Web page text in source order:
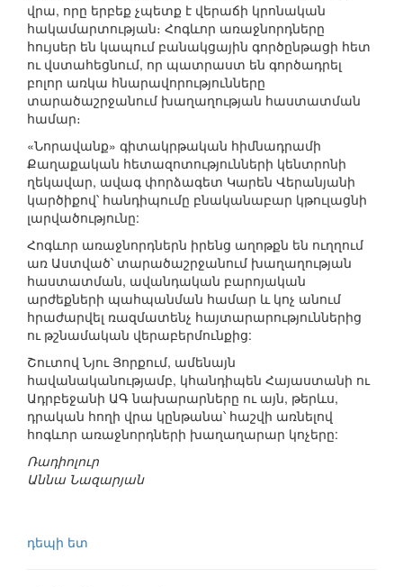
վրա, որը երբեք չպետք է վերաճի կրոնական
հակամարտության։ Հոգևոր առաջնորդները
հույսեր են կապում բանակցային գործընթացի հետ
ու վստահեցնում, որ պատրաստ են գործադրել
բոլոր առկա հնարավորությունները
տարածաշրջանում խաղաղության հաստատման
համար։
«Նորավանք» գիտակրթական հիմնադրամի
Քաղաքական հետազոտությունների կենտրոնի
ղեկավար, ավագ փորձագետ Կարեն Վերանյանի
կարծիքով՝ հանդիպումը բնականաբար կթուլացնի
լարվածությունը:
Հոգևոր առաջնորդներն իրենց աղոթքն են ուղղում
առ Աստված՝ տարածաշրջանում խաղաղության
հաստատման, ավանդական բարոյական
արժեքների պահպանման համար և կոչ անում
հրաժարվել ռազմատենչ հայտարարություններից
ու թշնամական վերաբերմունքից:
Շուտով Նյու Յորքում, ամենայն
հավանականությամբ, կհանդիպեն Հայաստանի ու
Ադրբեջանի ԱԳ նախարարները ու այն, թերևս,
դրական հողի վրա կընթանա՝ հաշվի առնելով
հոգևոր առաջնորդների խաղաղարար կոչերը:
Ռադիոլուր
Աննա Նազարյան
դեպի ետ